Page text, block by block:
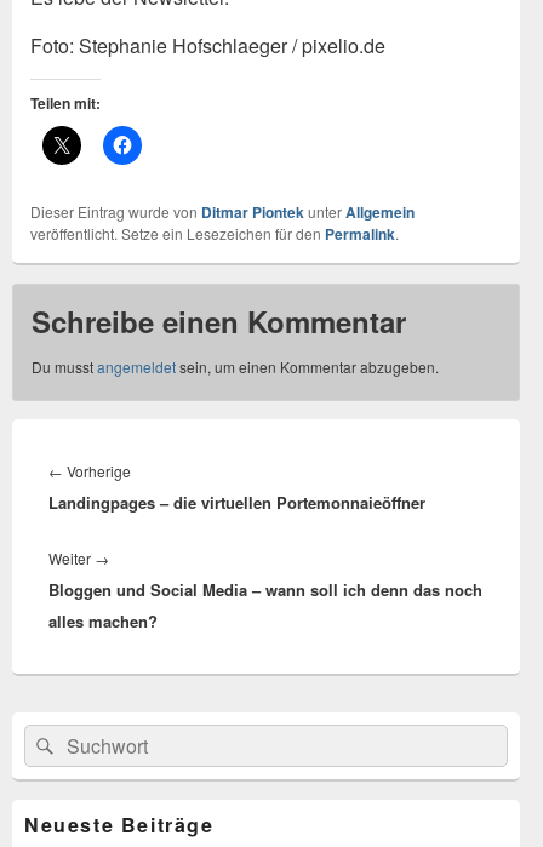
Foto: Stephanie Hofschlaeger / pixelio.de
Teilen mit:
Dieser Eintrag wurde von Ditmar PiontekunterAllgemein
veröffentlicht. Setze ein Lesezeichen für den Permalink.
Schreibe einen Kommentar
Du musstangemeldetsein, um einen Kommentar abzugeben.
← Vorherige
Beitrag:
Landingpages – die virtuellen Portemonnaieöffner
Weiter →
Beitrag:
Bloggen und Social Media – wann soll ich denn das noch
alles machen?
Primärer
Seitenleisten-
Widgetbereich
Suchen
nach:
Suchen
Neueste Beiträge